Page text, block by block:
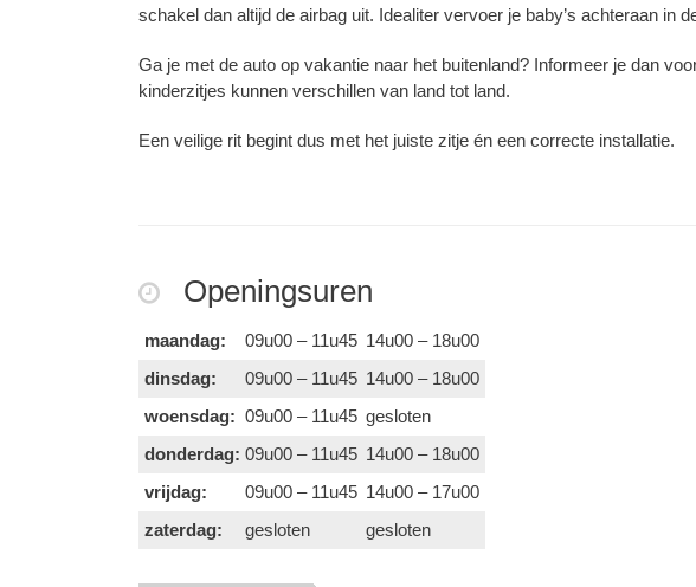
schakel dan altijd de airbag uit. Idealiter vervoer je baby’s achteraan in
Ga je met de auto op vakantie naar het buitenland? Informeer je dan
kinderzitjes kunnen verschillen van land tot land.
Een veilige rit begint dus met het juiste zitje én een correcte installatie.
Openingsuren
maandag: 09u00 – 11u45 14u00 – 18u00
dinsdag:
09u00 – 11u45 14u00 – 18u00
woensdag: 09u00 – 11u45 gesloten
donderdag: 09u00 – 11u45 14u00 – 18u00
vrijdag:
09u00 – 11u45 14u00 – 17u00
zaterdag:
gesloten gesloten